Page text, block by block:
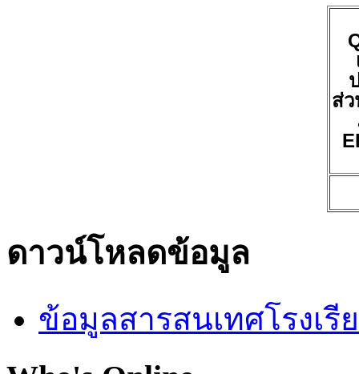
ส่ว
ดาวน์โหลดข้อมูล
ข้อมูลสารสนเทศโรงเรี